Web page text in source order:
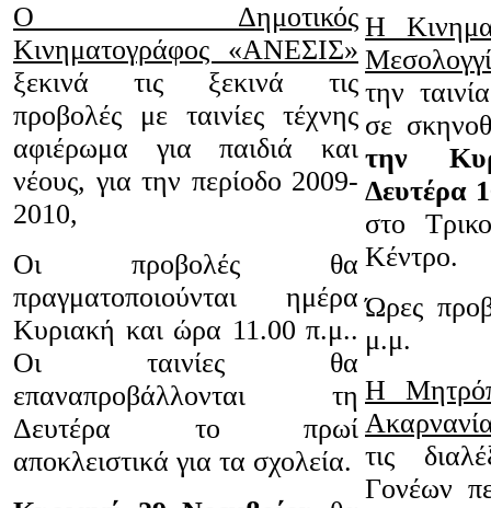
Ο Δημοτικός
Κινηματογράφος «ΑΝΕΣΙΣ»
ξεκινά τις ξεκινά τις
προβολές με ταινίες τέχνης
αφιέρωμα για παιδιά και
νέους, για την περίοδο 2009-
2010,
Οι προβολές θα
πραγματοποιούνται ημέρα
Κυριακή και ώρα 11.00 π.μ..
Οι ταινίες θα
επαναπροβάλλονται τη
Δευτέρα το πρωί
αποκλειστικά για τα σχολεία.
Η
την
σε
την
Δευτέρα
στο
Κέντρο.
Ώρες
μ.μ.
Η
τις
Γονέων